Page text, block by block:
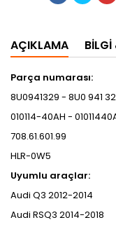
AÇIKLAMA
Parça numarası:
8U0941329 - 8U0 941
010114-40AH -
708.61.601.99
HLR-0W5
Uyumlu araçlar:
Audi Q3 2012-2014
Audi RSQ3 2014-2018